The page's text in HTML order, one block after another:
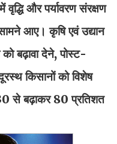
और पर्यावरण संरक्षण
आए। कृषि एवं उद्यान
बढ़ावा देने, पोस्ट-
किसानों को विशेष
से बढ़ाकर 80 प्रतिशत